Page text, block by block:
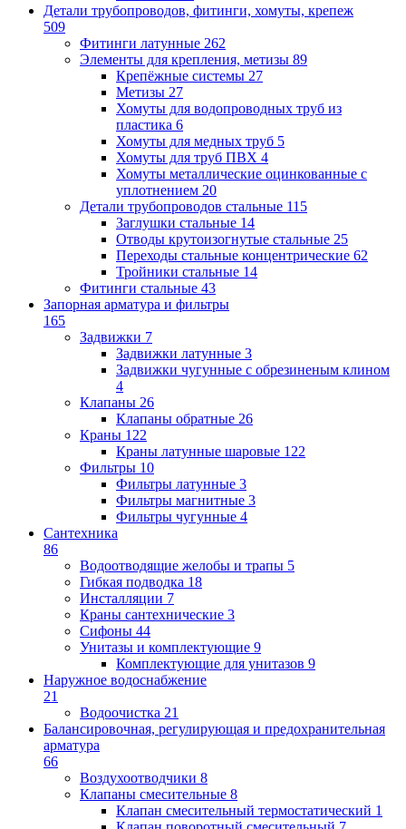
Детали трубопроводов, фитинги, хомуты, крепеж
509
Фитинги латунные 262
Элементы для крепления, метизы 89
Крепёжные системы 27
Метизы 27
Хомуты для водопроводных труб из
пластика 6
Хомуты для медных труб 5
Хомуты для труб ПВХ 4
Хомуты металлические оцинкованные с
уплотнением 20
Детали трубопроводов стальные 115
Заглушки стальные 14
Отводы крутоизогнутые стальные 25
Переходы стальные концентрические 62
Тройники стальные 14
Фитинги стальные 43
Запорная арматура и фильтры
165
Задвижки 7
Задвижки латунные 3
Задвижки чугунные с обрезиненым клином
4
Клапаны 26
Клапаны обратные 26
Краны 122
Краны латунные шаровые 122
Фильтры 10
Фильтры латунные 3
Фильтры магнитные 3
Фильтры чугунные 4
Сантехника
86
Водоотводящие желобы и трапы 5
Гибкая подводка 18
Инсталляции 7
Краны сантехнические 3
Сифоны 44
Унитазы и комплектующие 9
Комплектующие для унитазов 9
Наружное водоснабжение
21
Водоочистка 21
Балансировочная, регулирующая и предохранительная
арматура
66
Воздухоотводчики 8
Клапаны cмесительные 8
Клапан cмесительный термостатический 1